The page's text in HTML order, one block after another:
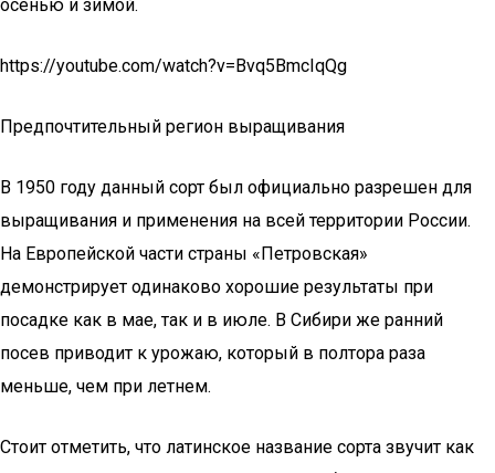
осенью и зимой.
https://youtube.com/watch?v=Bvq5BmcIqQg
Предпочтительный регион выращивания
В 1950 году данный сорт был официально разрешен для
выращивания и применения на всей территории России.
На Европейской части страны «Петровская»
демонстрирует одинаково хорошие результаты при
посадке как в мае, так и в июле. В Сибири же ранний
посев приводит к урожаю, который в полтора раза
меньше, чем при летнем.
Стоит отметить, что латинское название сорта звучит как